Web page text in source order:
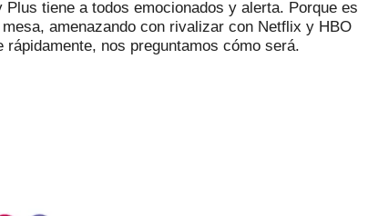
tiene a todos emocionados y alerta. Porque es
amenazando con rivalizar con Netflix y HBO
nos preguntamos cómo será.